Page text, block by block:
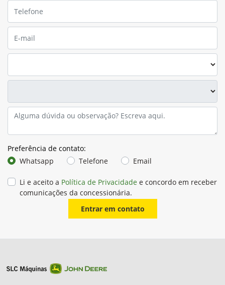
Preferência de contato:
Whatsapp
Telefone Email
Li e aceito a Política de Privacidade e concordo em receber
comunicações da concessionária.
Entrar em contato